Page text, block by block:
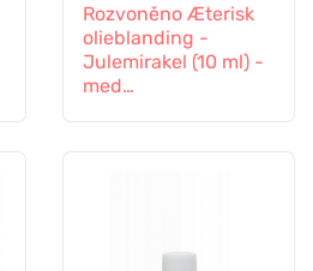
Rozvoněno Æterisk
olieblanding -
Julemirakel (10 ml) -
med